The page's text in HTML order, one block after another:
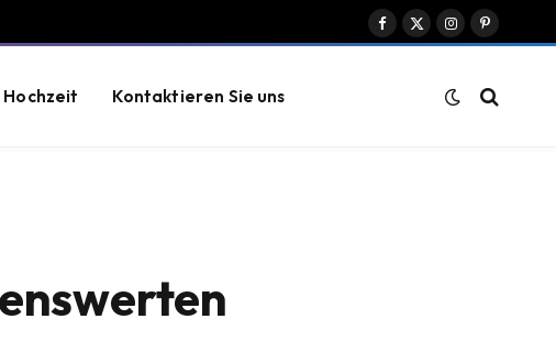
Facebook
X
InstagramPinterest
Hochzeit Kontaktieren Sie uns